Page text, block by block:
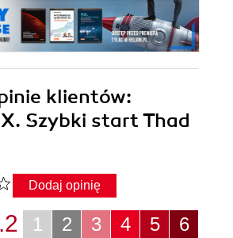
klientów:
Szybki start Thad
Dodaj opinię
6
5
4
3
2
1